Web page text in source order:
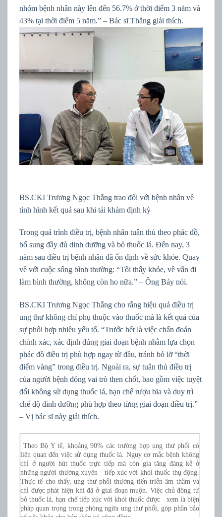
nhóm bệnh nhân này lên đến 56.7% ở thời điểm 3 năm và
43% tại thời điểm 5 năm.” – Bác sĩ Thắng giải thích.
BS.CKI Trương Ngọc Thắng trao đổi với bệnh nhân về
tình hình kết quả sau khi tái khám định kỳ
Trong quá trình điều trị, bệnh nhân tuân thủ theo phác đồ,
bổ sung đầy đủ dinh dưỡng và bỏ thuốc lá. Đến nay, 3
năm sau điều trị bệnh nhân đã ổn định về sức khỏe. Quay
về với cuộc sống bình thường: “Tôi thấy khỏe, về vẫn đi
làm bình thường, không còn ho nữa.” – Ông Bảy nói.
BS.CKI Trương Ngọc Thắng cho rằng hiệu quả điều trị
ung thư không chỉ phụ thuộc vào thuốc mà là kết quả của
sự phối hợp nhiều yếu tố. “Trước hết là việc chẩn đoán
chính xác, xác định đúng giai đoạn bệnh nhằm lựa chọn
phác đồ điều trị phù hợp ngay từ đầu, tránh bỏ lỡ “thời
điểm vàng” trong điều trị. Ngoài ra, sự tuân thủ điều trị
của người bệnh đóng vai trò then chốt, bao gồm việc tuyệt
đối không sử dụng thuốc lá, hạn chế rượu bia và duy trì
chế độ dinh dưỡng phù hợp theo từng giai đoạn điều trị.”
– Vị bác sĩ này giải thích.
Theo Bộ Y tế, khoảng 90% các trường hợp ung thư phổi có
liên quan đến việc sử dụng thuốc lá. Nguy cơ mắc bệnh không
chỉ ở người hút thuốc trực tiếp mà còn gia tăng đáng kể ở
những người thường xuyên tiếp xúc với khói thuốc thụ động.
Thực tế cho thấy, ung thư phổi thường tiến triển âm thầm và
chỉ được phát hiện khi đã ở giai đoạn muộn. Việc chủ động từ
bỏ thuốc lá, hạn chế tiếp xúc với khói thuốc được xem là biện
pháp quan trọng trong phòng ngừa ung thư phổi, góp phần bảo